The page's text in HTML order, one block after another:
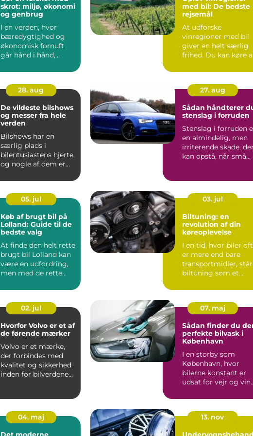
skrot: miljø, økonomi
og genbrug
I en verden, hvor
bæredygtighed og
økonomisk fornuft
går hånd i hånd,...
med bil: De bedste
rejsemål
At udforske
vinregioner med bil
giver en helt særlig
frihed. Du kan køre
28. aug
De vildeste bilshows
og messer fra hele
verden
Bilshows har en
særlig plads i
bilentusiastens hjerte,
og nogle af dem er
27. aug
Sådan håndterer
stenslag i forruden
Stenslag i forruden
en almindelig, men
irriterende skade, der
kan opstå, når små...
05. jul
Køb af brugt bil på
Lolland: Guide til de
bedste valg
At finde den helt rette
brugt bil Lolland kan
være en udfordring,
men med de rette
03. jul
Biltuning: en
revolution af din
køreoplevelse
I en tid, hvor biler
er mere end bare
transportmidler, står
biltuning som et
02. jul
Hvorfor Volvo er et af
de førende mærker
Volvo er et mærke,
der forbindes med
kvalitet og sikkerhed
inden for bilverdenen.
07. maj
Sådan finder du
perfekte bilvask i
København
I en storby som
København, hvor
bilerne konstant er
udsat for vejr og
04. maj
13. nov